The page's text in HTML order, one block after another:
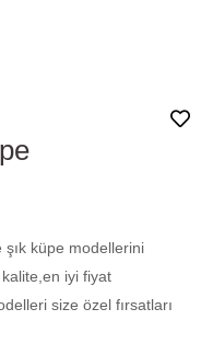
küpe modellerini
iyi fiyat
size özel fırsatları